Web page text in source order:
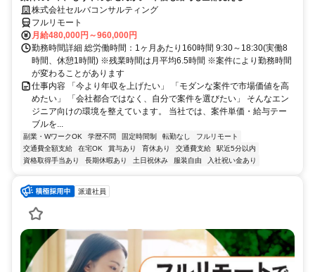
株式会社セルバコンサルティング
フルリモート
月給480,000円～960,000円
勤務時間詳細 総労働時間：1ヶ月あたり160時間 9:30～18:30(実働8
時間、休憩1時間) ※残業時間は月平均6.5時間 ※案件により勤務時間
が変わることがあります
仕事内容 「今より年収を上げたい」 「モダンな案件で市場価値を高
めたい」 「会社都合ではなく、自分で案件を選びたい」 そんなエン
ジニア向けの環境を整えています。 当社では、案件単価・給与テー
ブルを...
副業・WワークOK 学歴不問 固定時間制 転勤なし
フルリモート
交通費全額支給
在宅OK 賞与あり 育休あり 交通費支給
駅近5分以内
資格取得手当あり
長期休暇あり 土日祝休み 服装自由 入社祝い金あり
派遣社員